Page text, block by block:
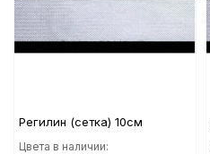
Регилин (сетка) 10см
Цвета в наличии: